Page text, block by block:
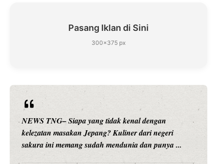
Pasang Iklan di Sini
300×375 px
...
NEWS TNG– Siapa sangka, dua nama
hiburan, Nunung Srimulat dan Vicky
merambah dunia kuliner dengan ...